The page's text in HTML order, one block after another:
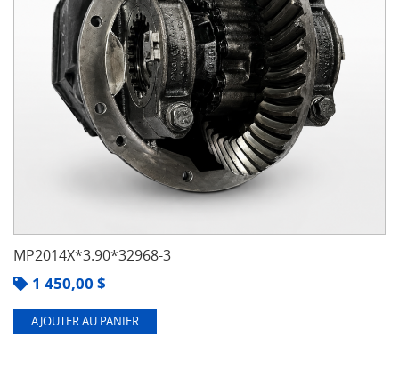
MP2014X*3.90*32968-3
1 450,00 $
AJOUTER AU PANIER